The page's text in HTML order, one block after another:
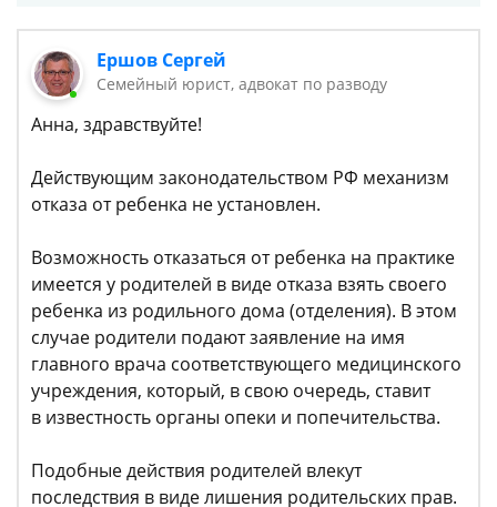
Ершов Сергей
Семейный юрист, адвокат по разводу
Анна, здравствуйте!
Действующим законодательством РФ механизм
отказа от ребенка не установлен.
Возможность отказаться от ребенка на практике
имеется у родителей в виде отказа взять своего
ребенка из родильного дома (отделения). В этом
случае родители подают заявление на имя
главного врача соответствующего медицинского
учреждения, который, в свою очередь, ставит
в известность органы опеки и попечительства.
Подобные действия родителей влекут
последствия в виде лишения родительских прав.